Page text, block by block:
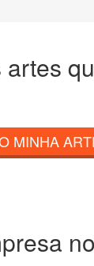
MINHA